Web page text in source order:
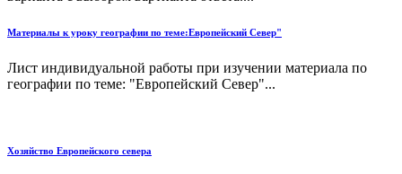
Материалы к уроку географии по теме:Европейский Север"
Лист индивидуальной работы при изучении материала по
географии по теме: "Европейский Север"...
Хозяйство Европейского севера